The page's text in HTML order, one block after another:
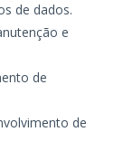
de dados.
e
de
de